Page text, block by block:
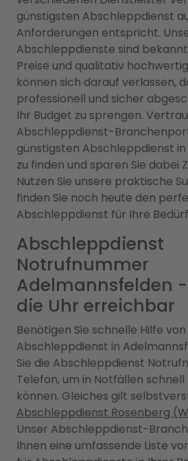
günstigsten Abschleppdienst
Anforderungen entspricht.
Abschleppdienste sind
Preise und qualitativ
können sich darauf verlassen,
professionell und sicher
Ihr Budget zu sprengen.
Abschleppdienst-
günstigsten Abschleppdienst
zu finden und sparen Sie dabei
Nutzen Sie unsere praktische
finden Sie noch heute den
Abschleppdienst für Ihre
Abschleppdienst
Notrufnummer
Adelmannsfelden
die Uhr erreichbar
Benötigen Sie schnelle Hilfe
Abschleppdienst in
Sie die Abschleppdienst
Telefon, um in Notfällen
können. Gleiches gilt
Abschleppdienst Rosenberg
Unser Abschleppdienst-
Ihnen eine umfassende Liste